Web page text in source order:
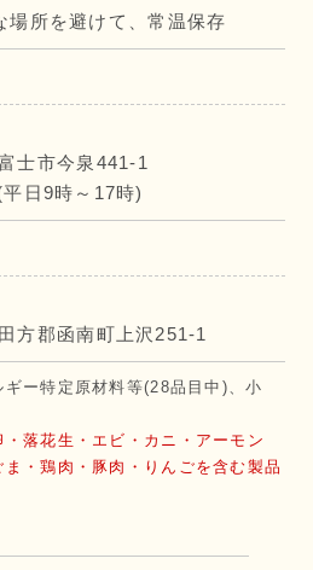
場所を避けて、常温保存
士市今泉441-1
日9時～17時)
方郡函南町上沢251-1
ー特定原材料等(28品目中)、小
落花生・エビ・カニ・アーモン
・鶏肉・豚肉・りんごを含む製品